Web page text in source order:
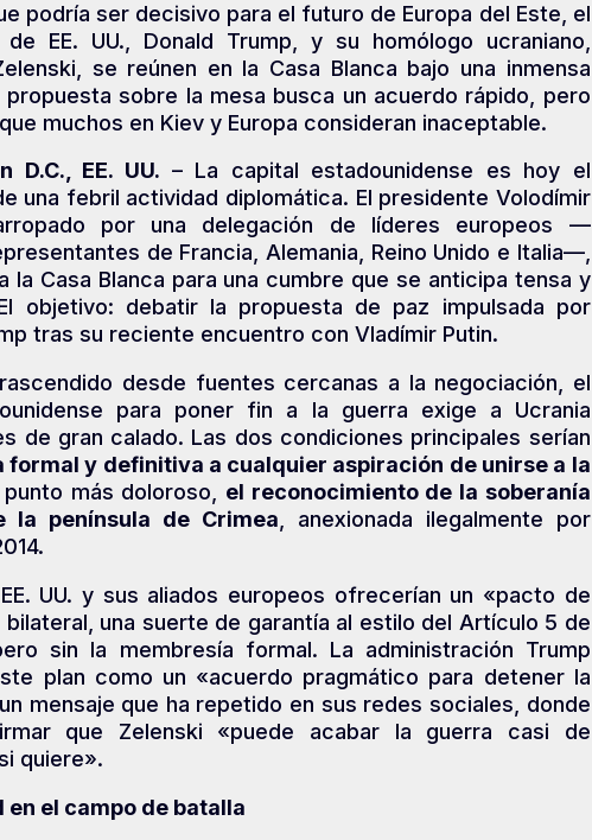
podría ser decisivo para el futuro de Europa del Este, el
de EE. UU., Donald Trump, y su homólogo ucraniano,
se reúnen en la Casa Blanca bajo una inmensa
propuesta sobre la mesa busca un acuerdo rápido, pero
muchos en Kiev y Europa consideran inaceptable.
D.C., EE. UU. – La capital estadounidense es hoy el
una febril actividad diplomática. El presidente Volodímir
por una delegación de líderes europeos —
de Francia, Alemania, Reino Unido e Italia—,
la Casa Blanca para una cumbre que se anticipa tensa y
objetivo: debatir la propuesta de paz impulsada por
tras su reciente encuentro con Vladímir Putin.
desde fuentes cercanas a la negociación, el
para poner fin a la guerra exige a Ucrania
de gran calado. Las dos condiciones principales serían
formal y definitiva a cualquier aspiración de unirse a la
más doloroso, el reconocimiento de la soberanía
la península de Crimea , anexionada ilegalmente por
UU. y sus aliados europeos ofrecerían un «pacto de
bilateral, una suerte de garantía al estilo del Artículo 5 de
sin la membresía formal. La administración Trump
plan como un «acuerdo pragmático para detener la
mensaje que ha repetido en sus redes sociales, donde
que Zelenski «puede acabar la guerra casi de
quiere».
en el campo de batalla